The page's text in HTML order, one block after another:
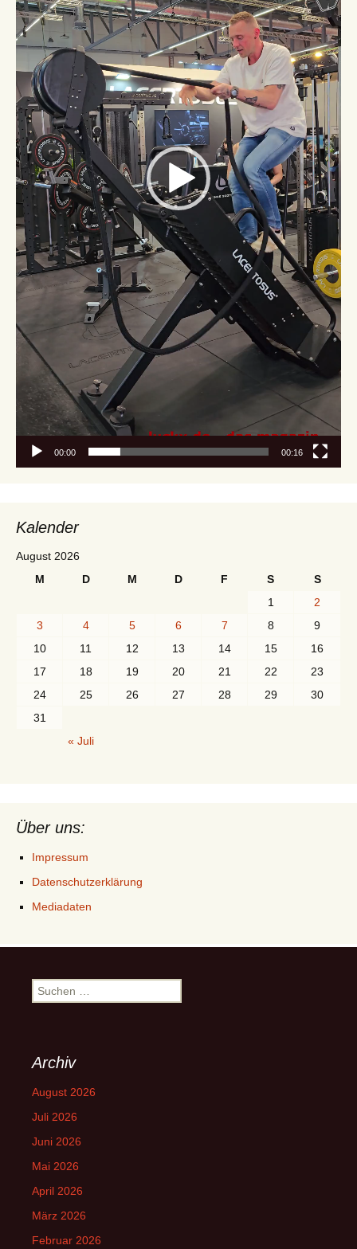
00:00 00:16
Kalender
August 2026
M
D M D F S
S
1
2
3
4 5 6 7 8
9
10
11 12 13 14 15
16
17
18 19 20 21 22
23
24
25 26 27 28 29
30
31
« Juli
Über uns:
Impressum
Datenschutzerklärung
Mediadaten
Suchen
nach:
Archiv
August 2026
Juli 2026
Juni 2026
Mai 2026
April 2026
März 2026
Februar 2026